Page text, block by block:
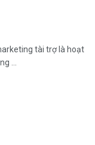
tài trợ là hoạt
...